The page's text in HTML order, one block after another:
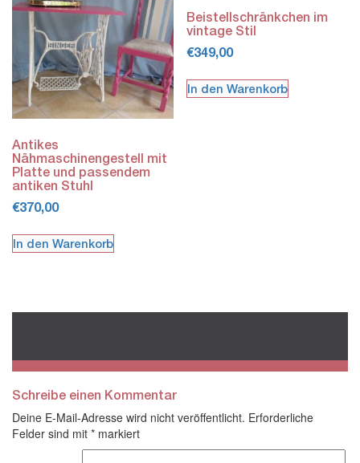
Antikes
Nähmaschinengestell mit
Platte und passendem
antiken Stuhl
€370,00
In den Warenkorb
Beistellschränkchen im
vintage Stil
€349,00
In den Warenkorb
Schreibe einen Kommentar
Deine E-Mail-Adresse wird nicht veröffentlicht. Erforderliche
Felder sind mit * markiert